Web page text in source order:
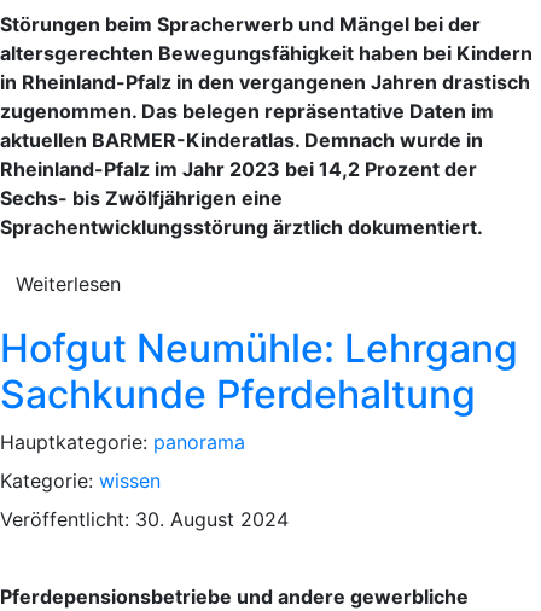
Störungen beim Spracherwerb und Mängel bei der
altersgerechten Bewegungsfähigkeit haben bei Kindern
in Rheinland-Pfalz in den vergangenen Jahren drastisch
zugenommen. Das belegen repräsentative Daten im
aktuellen BARMER-Kinderatlas. Demnach wurde in
Rheinland-Pfalz im Jahr 2023 bei 14,2 Prozent der
Sechs- bis Zwölfjährigen eine
Sprachentwicklungsstörung ärztlich dokumentiert.
Weiterlesen
Hofgut Neumühle: Lehrgang
Sachkunde Pferdehaltung
Hauptkategorie: panorama
Kategorie: wissen
Veröffentlicht: 30. August 2024
Pferdepensionsbetriebe und andere gewerbliche